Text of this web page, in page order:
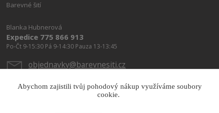
Barevné šití
Blanka Hubnerová
Expedice 775 866 913
Po-Čt 9-15:30 Pá 9-14:30 Pauza 13-13:45
objednavky@barevnesiti.cz
Abychom zajistili tvůj pohodový nákup využíváme soubory
cookie.